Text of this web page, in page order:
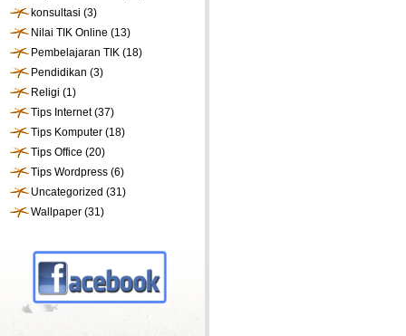
konsultasi (3)
Nilai TIK Online (13)
Pembelajaran TIK (18)
Pendidikan (3)
Religi (1)
Tips Internet(37)
Tips Komputer (18)
Tips Office (20)
Tips Wordpress (6)
Uncategorized (31)
Wallpaper (31)